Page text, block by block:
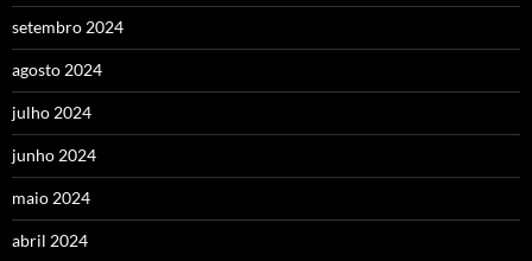
setembro 2024
agosto 2024
julho 2024
junho 2024
maio 2024
abril 2024